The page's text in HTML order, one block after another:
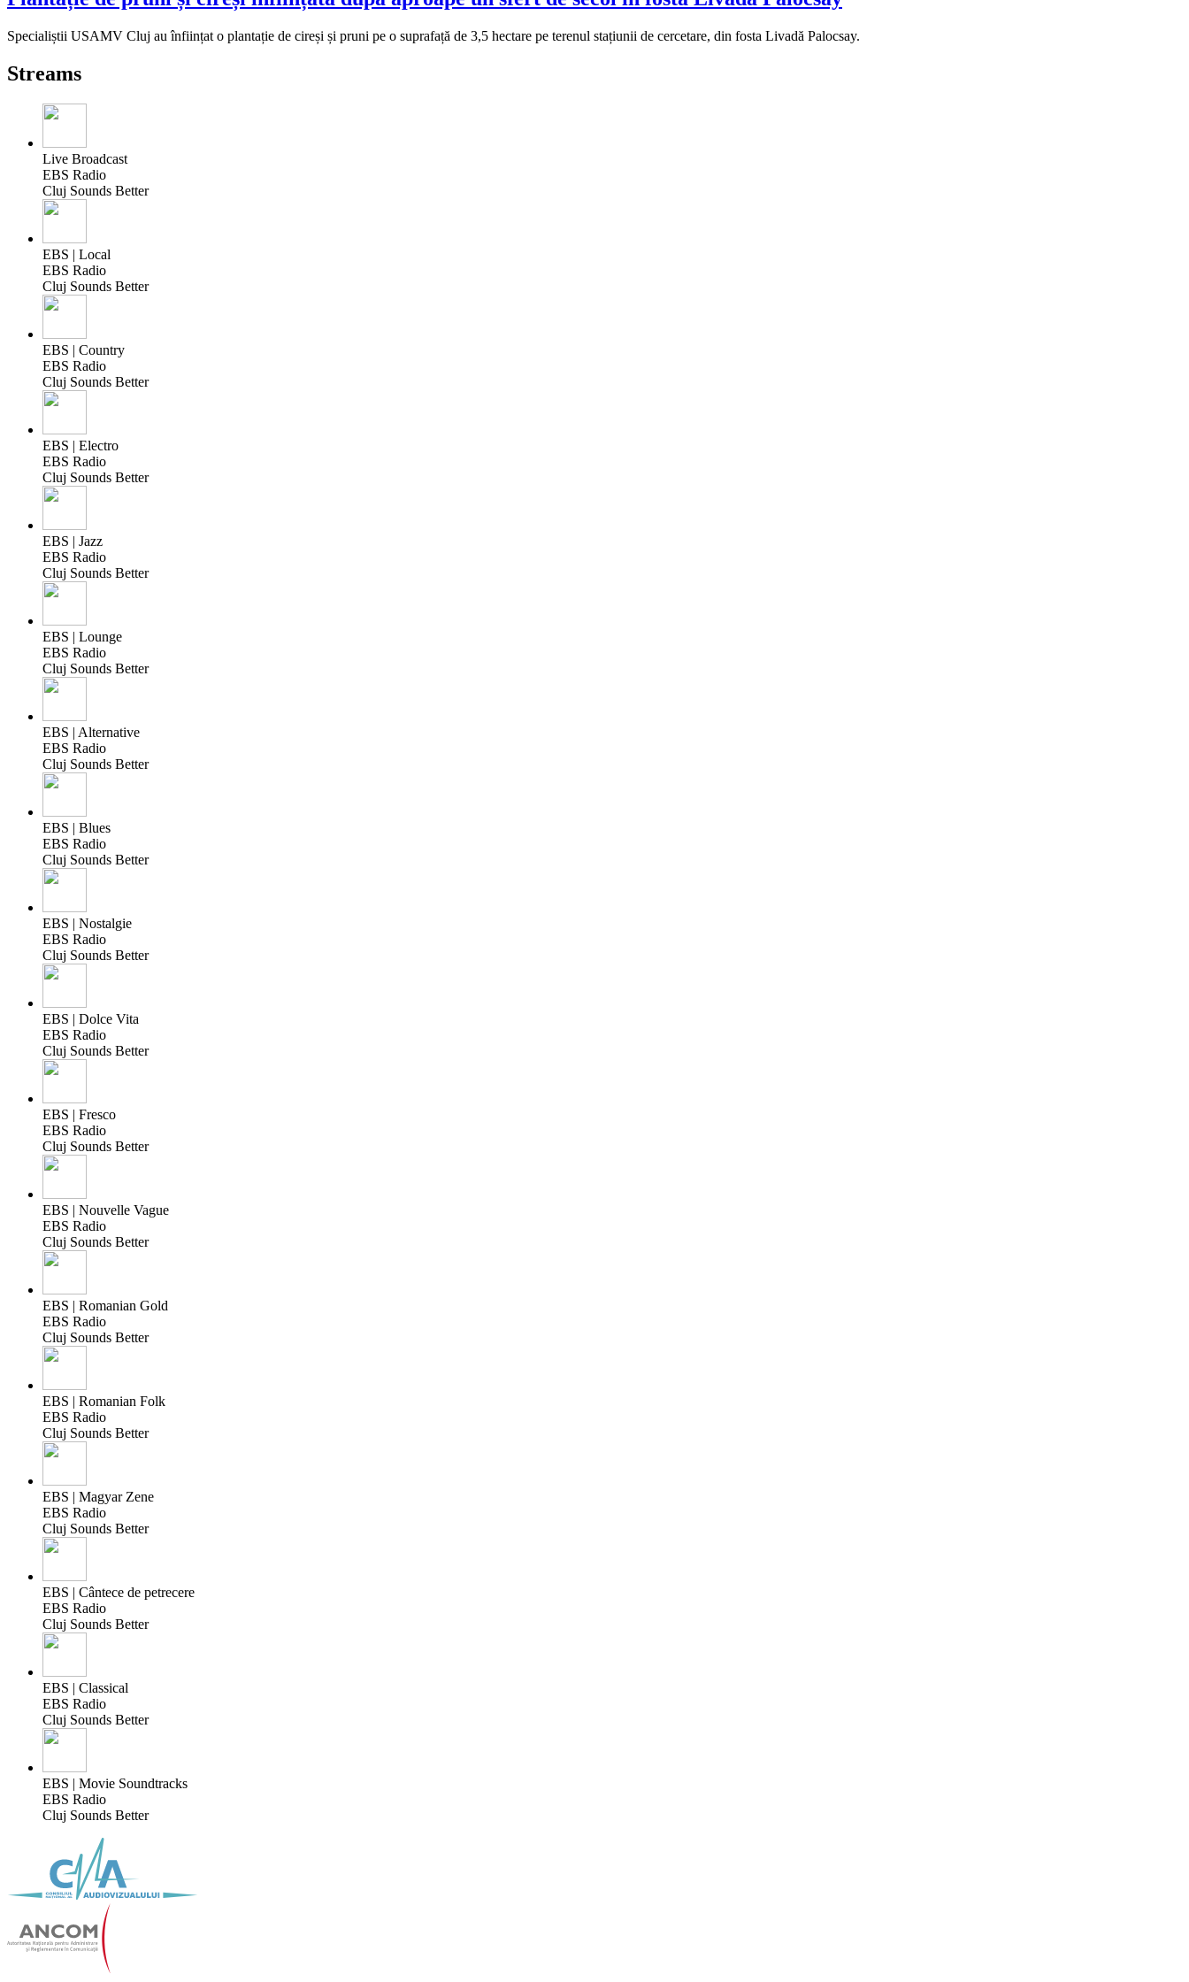
Specialiștii USAMV Cluj au înființat o plantație de cireși și pruni pe o suprafață de 3,5 hectare pe terenul stațiunii de cercetare, din fosta Livadă Palocsay.
Streams
Live Broadcast
EBS Radio
Cluj Sounds Better
EBS | Local
EBS Radio
Cluj Sounds Better
EBS | Country
EBS Radio
Cluj Sounds Better
EBS | Electro
EBS Radio
Cluj Sounds Better
EBS | Jazz
EBS Radio
Cluj Sounds Better
EBS | Lounge
EBS Radio
Cluj Sounds Better
EBS | Alternative
EBS Radio
Cluj Sounds Better
EBS | Blues
EBS Radio
Cluj Sounds Better
EBS | Nostalgie
EBS Radio
Cluj Sounds Better
EBS | Dolce Vita
EBS Radio
Cluj Sounds Better
EBS | Fresco
EBS Radio
Cluj Sounds Better
EBS | Nouvelle Vague
EBS Radio
Cluj Sounds Better
EBS | Romanian Gold
EBS Radio
Cluj Sounds Better
EBS | Romanian Folk
EBS Radio
Cluj Sounds Better
EBS | Magyar Zene
EBS Radio
Cluj Sounds Better
EBS | Cântece de petrecere
EBS Radio
Cluj Sounds Better
EBS | Classical
EBS Radio
Cluj Sounds Better
EBS | Movie Soundtracks
EBS Radio
Cluj Sounds Better